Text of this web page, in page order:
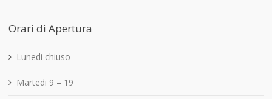
Orari di Apertura
Lunedi chiuso
Martedi 9 – 19